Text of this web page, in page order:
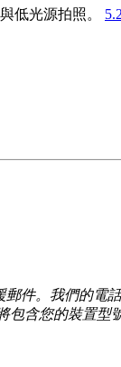
低光源拍照。
件。我們的電
包含您的裝置型